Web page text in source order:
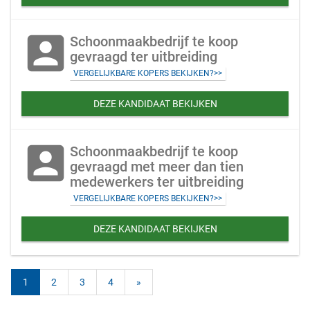
account_box Schoonmaakbedrijf te koop
gevraagd ter uitbreiding
VERGELIJKBARE KOPERS BEKIJKEN?>>
DEZE KANDIDAAT BEKIJKEN
account_box Schoonmaakbedrijf te koop
gevraagd met meer dan tien
medewerkers ter uitbreiding
VERGELIJKBARE KOPERS BEKIJKEN?>>
DEZE KANDIDAAT BEKIJKEN
1 2 3 4 »